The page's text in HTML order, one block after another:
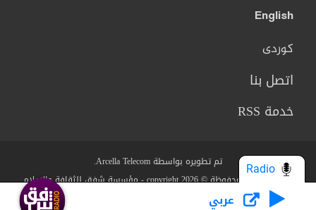
English
کوردی
اتصل بنا
خدمة RSS
تم تطويره بواسطة Arcella Telecom.
جميع الحقوق محفوظة © copyright 2026 - مؤسسة شفق للثقافة والاعلام
من نحن؟
سياسة الخصوصية عربي
Radio